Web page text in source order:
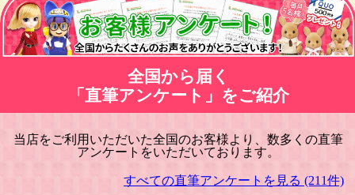
全国から届く
「直筆アンケート」をご紹介
当店をご利用いただいた全国のお客様より、数多くの直筆
アンケートをいただいております。
すべての直筆アンケートを見る (211件)